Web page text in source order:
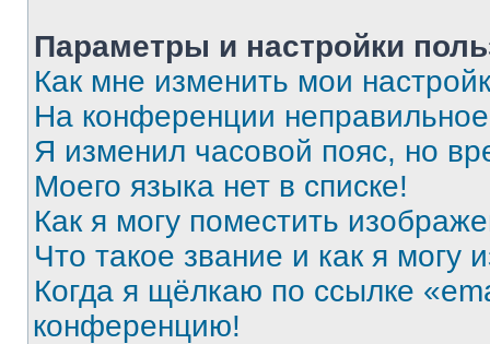
Параметры и настройки
Как мне изменить мои
На конференции
Я изменил часовой пояс, но
Моего языка нет в списке!
Как я могу поместить
Что такое звание и как я могу
Когда я щёлкаю по ссылке
конференцию!